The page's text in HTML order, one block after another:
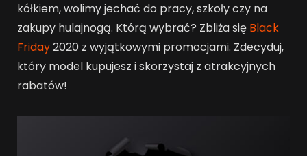
kółkiem, wolimy jechać do pracy, szkoły czy na
zakupy hulajnogą. Którą wybrać? Zbliża się Black
Friday2020 z wyjątkowymi promocjami. Zdecyduj,
który model kupujesz i skorzystaj z atrakcyjnych
rabatów!